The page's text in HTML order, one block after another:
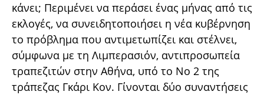
κάνει; Περιμένει να περάσει ένας μήνας από τις
εκλογές, να συνειδητοποιήσει η νέα κυβέρνηση
το πρόβλημα που αντιμετωπίζει και στέλνει,
σύμφωνα με τη Λιμπερασιόν, αντιπροσωπεία
τραπεζιτών στην Αθήνα, υπό το Νο 2 της
τράπεζας Γκάρι Κον. Γίνονται δύο συναντήσεις